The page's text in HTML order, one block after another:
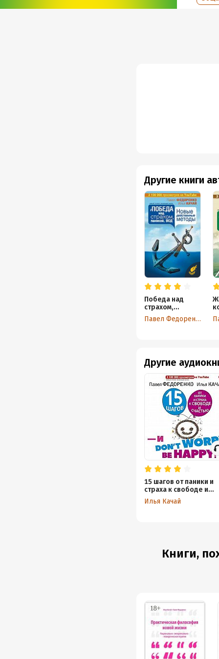
Другие книги
Победа над
страхом,
паникой и ВСД.
Новые
Павел Федоренко
Другие
15 шагов от паники и
страха к свободе и
счастью. И – don’t
bе happy!
Илья Качай
Книги,